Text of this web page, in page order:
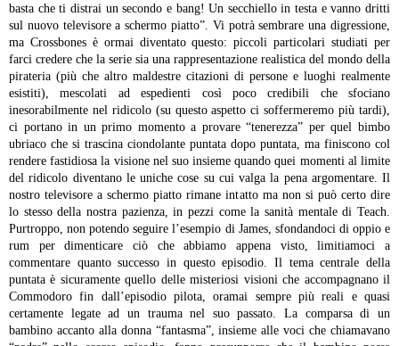
basta che ti distrai un secondo e bang! Un secchiello in testa e vanno dritti
sul nuovo televisore a schermo piatto”. Vi potrà sembrare una digressione,
ma Crossbones è ormai diventato questo: piccoli particolari studiati per
farci credere che la serie sia una rappresentazione realistica del mondo della
pirateria (più che altro maldestre citazioni di persone e luoghi realmente
esistiti), mescolati ad espedienti così poco credibili che sfociano
inesorabilmente nel ridicolo (su questo aspetto ci soffermeremo più tardi),
ci portano in un primo momento a provare “tenerezza” per quel bimbo
ubriaco che si trascina ciondolante puntata dopo puntata, ma finiscono col
rendere fastidiosa la visione nel suo insieme quando quei momenti al limite
del ridicolo diventano le uniche cose su cui valga la pena argomentare. Il
nostro televisore a schermo piatto rimane intatto ma non si può certo dire
lo stesso della nostra pazienza, in pezzi come la sanità mentale di Teach.
Purtroppo, non potendo seguire l’esempio di James, sfondandoci di oppio e
rum per dimenticare ciò che abbiamo appena visto, limitiamoci a
commentare quanto successo in questo episodio.
Il tema centrale della
puntata è sicuramente quello delle misteriosi visioni che accompagnano il
Commodoro fin dall’episodio pilota, oramai sempre più reali e quasi
certamente legate ad un trauma nel suo passato. La comparsa di un
bambino accanto alla donna “fantasma”, insieme alle voci che chiamavano